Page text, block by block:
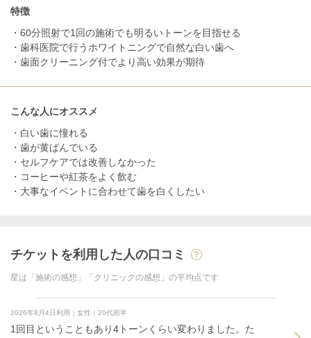
特徴
・60分照射で1回の施術でも明るいトーンを目指せる
・歯科医院で行うホワイトニングで自然な白い歯へ
・歯面クリーニング付でより高い効果が期待
こんな人にオススメ
・白い歯に憧れる
・歯が黄ばんでいる
・セルフケアでは改善しなかった
・コーヒーや紅茶をよく飲む
・大事なイベントに合わせて歯を白くしたい
チケットを利用した人の口コミ
星は「施術の感想」「クリニックの感想」の平均点です
2026年8月4日利用｜女性｜20代前半
1回目ということもあり4トーンくらい変わりました。た